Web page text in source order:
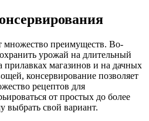
множество преимуществ. Во-
урожай на длительный
прилавках магазинов и на дачных
консервирование позволяет
рецептов для
от простых до более
выбрать свой вариант.